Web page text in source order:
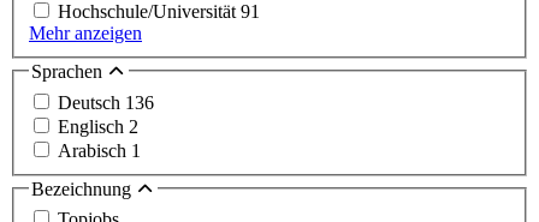
Hochschule/Universität 91
Mehr anzeigen
Sprachen
Deutsch 136
Englisch 2
Arabisch 1
Bezeichnung